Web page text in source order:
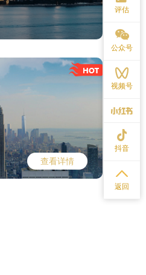
查看详情
评估
公众号
视频号
抖音
返回